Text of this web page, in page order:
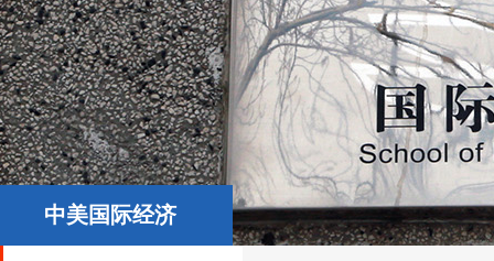
中美国际经济